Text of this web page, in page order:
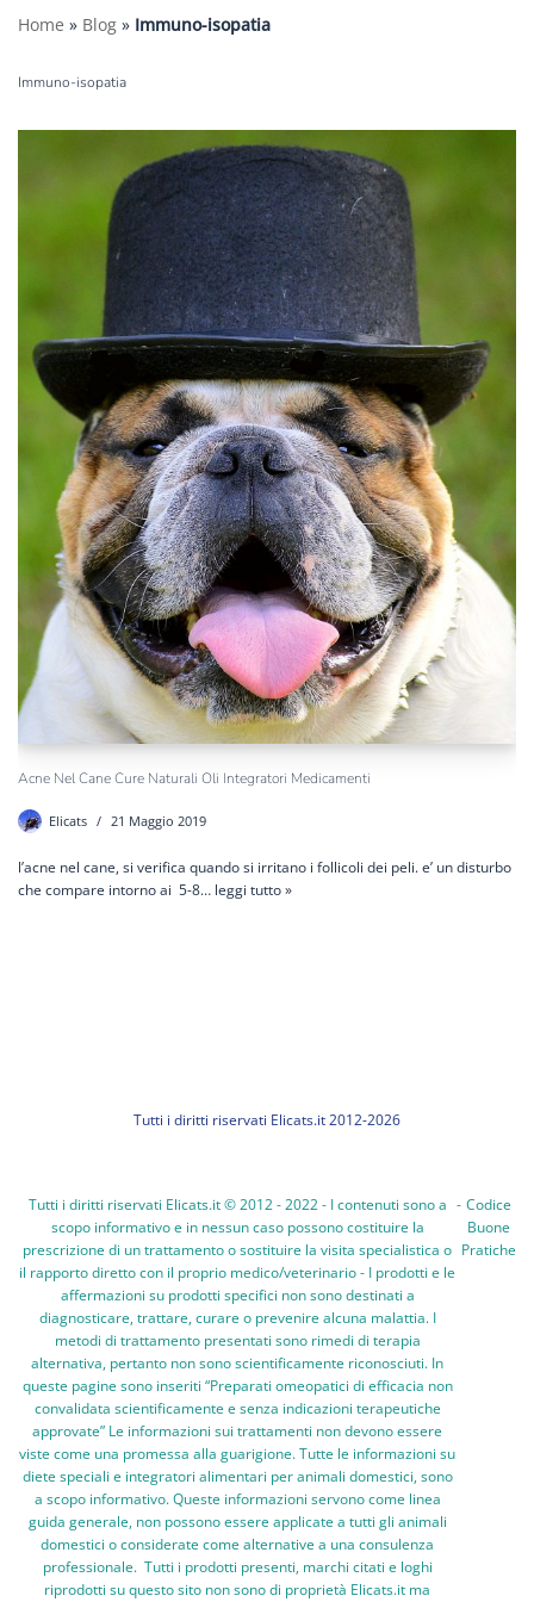
Home » Blog » Immuno-isopatia
Immuno-isopatia
Acne Nel Cane Cure Naturali Oli Integratori Medicamenti
Elicats 21 Maggio 2019
l’acne nel cane, si verifica quando si irritano i follicoli dei peli. e’ un disturbo
che compare intorno ai 5-8… leggi tutto »
Tutti i diritti riservati Elicats.it 2012-2026
Tutti i diritti riservati Elicats.it © 2012 - 2022 - I contenuti sono a
scopo informativo e in nessun caso possono costituire la
prescrizione di un trattamento o sostituire la visita specialistica o
il rapporto diretto con il proprio medico/veterinario - I prodotti e le
affermazioni su prodotti specifici non sono destinati a
diagnosticare, trattare, curare o prevenire alcuna malattia. I
metodi di trattamento presentati sono rimedi di terapia
alternativa, pertanto non sono scientificamente riconosciuti. In
queste pagine sono inseriti “Preparati omeopatici di efficacia non
convalidata scientificamente e senza indicazioni terapeutiche
approvate” Le informazioni sui trattamenti non devono essere
viste come una promessa alla guarigione. Tutte le informazioni su
diete speciali e integratori alimentari per animali domestici, sono
a scopo informativo. Queste informazioni servono come linea
guida generale, non possono essere applicate a tutti gli animali
domestici o considerate come alternative a una consulenza
professionale. Tutti i prodotti presenti, marchi citati e loghi
riprodotti su questo sito non sono di proprietà Elicats.it ma
- Codice
Buone
Pratiche